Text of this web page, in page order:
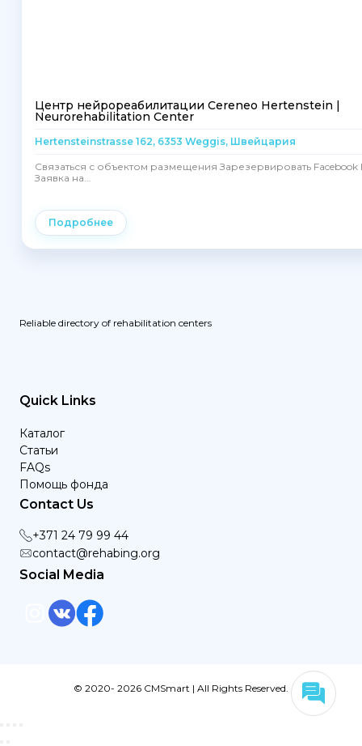
Центр нейрореабилитации Cereneo Hertenstein |
Neurorehabilitation Center
Hertensteinstrasse 162, 6353 Weggis, Швейцария
Связаться с объектом размещения Зарезервировать Facebook
Заявка на...
Подробнее
Reliable directory of rehabilitation centers
Quick Links
Каталог
Статьи
FAQs
Помощь фонда
Contact Us
+371 24 79 99 44
contact@rehabing.org
Social Media
© 2020- 2026 CMSmart | All Rights Reserved.